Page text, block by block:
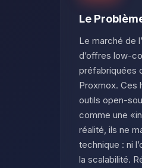
Le
Le marché de
d’offres low-
préfabriquées
Proxmox. Ces
outils open-
comme une
réalité, ils ne
technique : ni
la scalabilité.